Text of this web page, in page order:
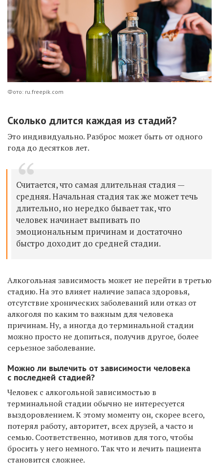
Фото: ru.freepik.com
Сколько длится каждая из стадий?
Это индивидуально. Разброс может быть от одного
года до десятков лет.
Считается, что самая длительная стадия —
средняя. Начальная стадия так же может течь
длительно, но нередко бывает так, что
человек начинает выпивать по
эмоциональным причинам и достаточно
быстро доходит до средней стадии.
Алкогольная зависимость может не перейти в третью
стадию. На это влияет наличие запаса здоровья,
отсутствие хронических заболеваний или отказ от
алкоголя по каким то важным для человека
причинам. Ну, а иногда до терминальной стадии
можно просто не допиться, получив другое, более
серьезное заболевание.
Можно ли вылечить от зависимости человека
с последней стадией?
Человек с алкогольной зависимостью в
терминальной стадии обычно не интересуется
выздоровлением. К этому моменту он, скорее всего,
потерял работу, авторитет, всех друзей, а часто и
семью. Соответственно, мотивов для того, чтобы
бросить у него немного. Так что и лечить пациента
становится сложнее.